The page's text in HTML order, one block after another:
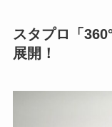
スタプロ「
展開！